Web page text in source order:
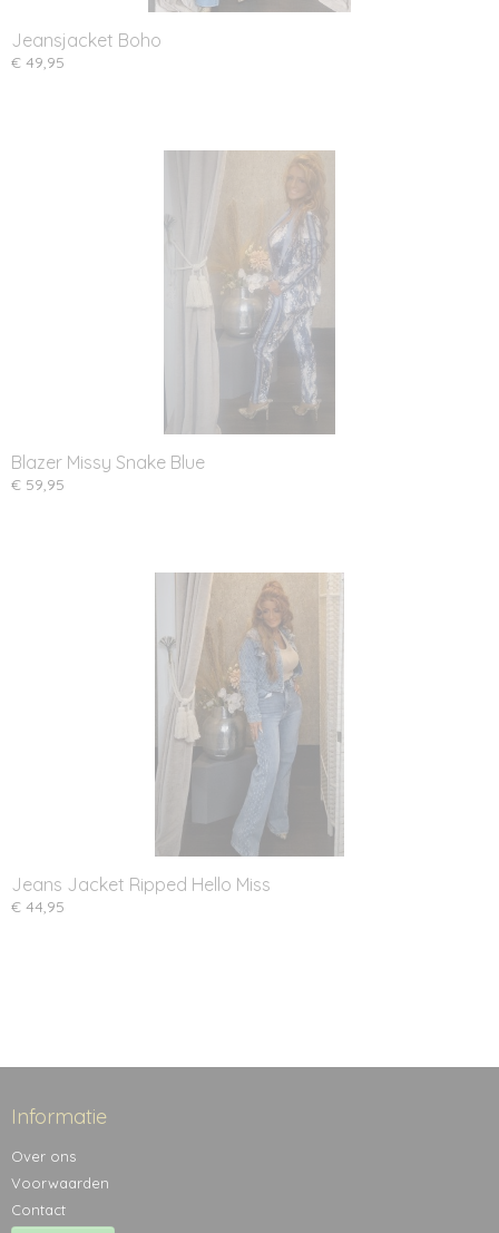
Jeansjacket Boho
€ 49,95
Blazer Missy Snake Blue
€ 59,95
Jeans Jacket Ripped Hello Miss
€ 44,95
Informatie
Over ons
Voorwaarden
Contact